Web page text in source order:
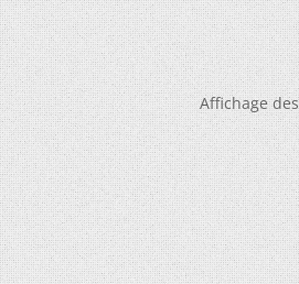
Affichage